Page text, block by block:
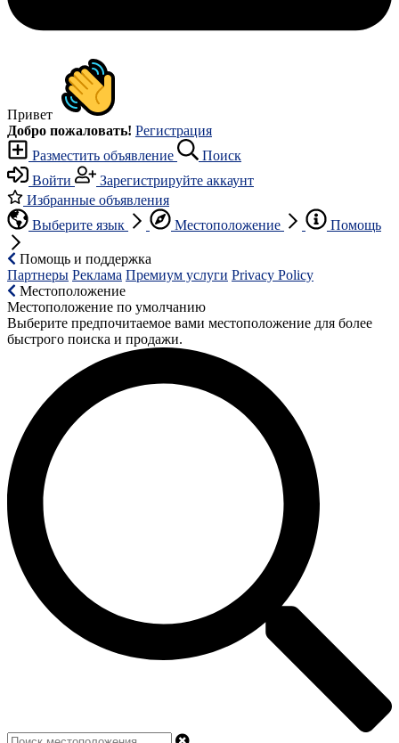
Привет
Добро пожаловать! Регистрация
Разместить объявление
Поиск
Войти
Зарегистрируйте аккаунт
Избранные объявления
Выберите язык
Местоположение Помощь
Помощь и поддержка
Партнеры Реклама Премиум услуги Privacy Policy
Местоположение
Местоположение по умолчанию
Выберите предпочитаемое вами местоположение для более
быстрого поиска и продажи.